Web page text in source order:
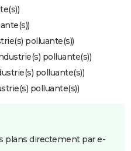
polluante(s))
polluante(s))
polluante(s))
polluante(s))
plans directement par e-